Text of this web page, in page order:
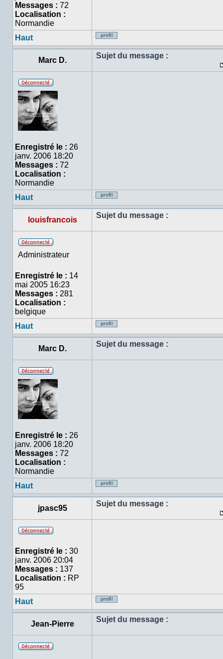
Messages : 72
Localisation :
Normandie
Haut
Profil
Marc D.
Sujet du message :
Hors
ligne
Enregistré le : 26
janv. 2006 18:20
Messages : 72
Localisation :
Normandie
Haut
Profil
louisfrancois
Sujet du message :
Hors
ligne
Administrateur
Enregistré le : 14
mai 2005 16:23
Messages : 281
Localisation :
belgique
Haut
Profil
Marc D.
Sujet du message :
Hors
ligne
Enregistré le : 26
janv. 2006 18:20
Messages : 72
Localisation :
Normandie
Haut
Profil
jpasc95
Sujet du message :
ligne
Enregistré le : 30
janv. 2006 20:04
Messages : 137
Localisation : RP
95
Haut
Profil
Jean-Pierre
Sujet du message :